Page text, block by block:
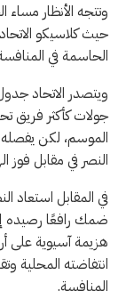
وتتجه الأنظار
حيث كلاسيكو
الحاسمة في
جولات كأكثر فريق
الموسم، لكن يفصله
النصر في مقابل فوز
في المقابل استعاد
هزيمة آسيوية على
انتفاضته المحلية
المنافسة.